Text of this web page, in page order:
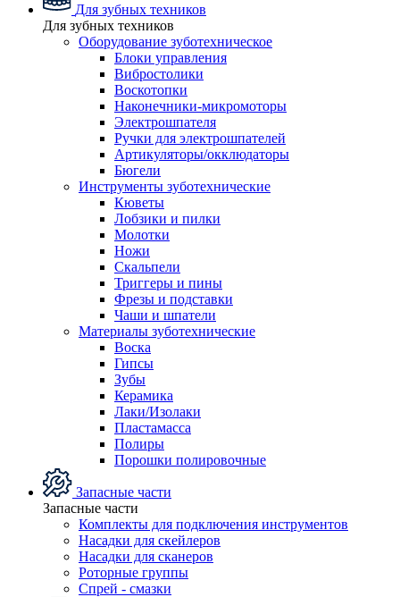
Для зубных техников
Для зубных техников
Оборудование зуботехническое
Блоки управления
Вибростолики
Воскотопки
Наконечники-микромоторы
Электрошпателя
Ручки для электрошпателей
Артикуляторы/окклюдаторы
Бюгели
Инструменты зуботехнические
Кюветы
Лобзики и пилки
Молотки
Ножи
Скальпели
Триггеры и пины
Фрезы и подставки
Чаши и шпатели
Материалы зуботехнические
Воска
Гипсы
Зубы
Керамика
Лаки/Изолаки
Пластамасса
Полиры
Порошки полировочные
Запасные части
Запасные части
Комплекты для подключения инструментов
Насадки для скейлеров
Насадки для сканеров
Роторные группы
Спрей - смазки